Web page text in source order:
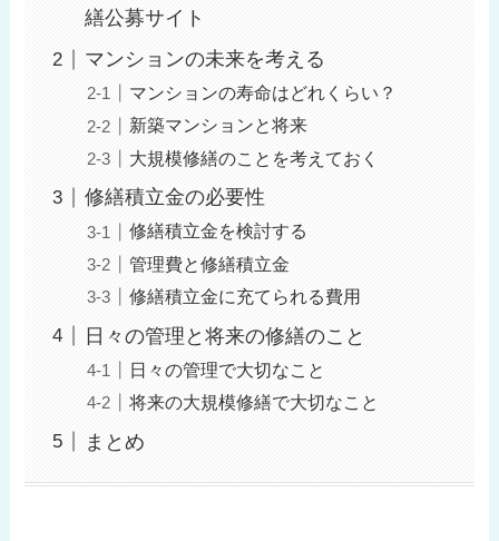
繕公募サイト
マンションの未来を考える
マンションの寿命はどれくらい？
新築マンションと将来
大規模修繕のことを考えておく
修繕積立金の必要性
修繕積立金を検討する
管理費と修繕積立金
修繕積立金に充てられる費用
日々の管理と将来の修繕のこと
日々の管理で大切なこと
将来の大規模修繕で大切なこと
まとめ